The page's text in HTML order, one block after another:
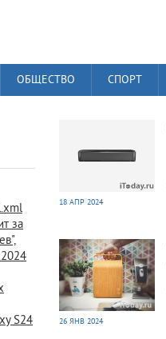
ОБЩЕСТВО СПОРТ
за
S24
18 АПР 2024
26 ЯНВ 2024